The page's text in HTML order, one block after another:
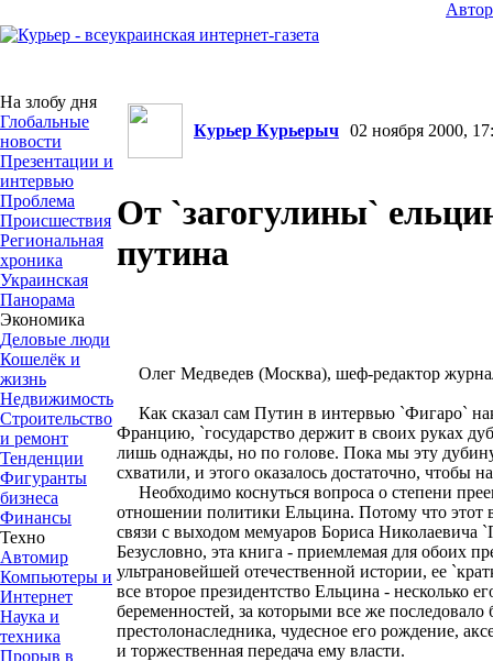
На злобу дня
Глобальные
новости
Презентации и
интервью
Проблема
Происшествия
Региональная
хроника
Украинская
Панорама
Экономика
Деловые люди
Кошелёк и
жизнь
Недвижимость
Строительство
и ремонт
Тенденции
Фигуранты
бизнеса
Финансы
Техно
Автомир
Компьютеры и
Интернет
Наука и
техника
Прорыв в
Курьер Курьерыч 02 ноября 2000,
От `загогулины`
путина
Олег Медведев (Москва), шеф-редактор
Как сказал сам Путин в интервью `Фигаро`
Францию, `государство держит в своих руках
лишь однажды, но по голове. Пока мы эту
схватили, и этого оказалось достаточно, чтобы
Необходимо коснуться вопроса о степени
отношении политики Ельцина. Потому что этот
связи с выходом мемуаров Бориса Николаевича
Безусловно, эта книга - приемлемая для обоих
ультрановейшей отечественной истории, ее
все второе президентство Ельцина - несколько
беременностей, за которыми все же последовало
престолонаследника, чудесное его рождение,
и торжественная передача ему власти.